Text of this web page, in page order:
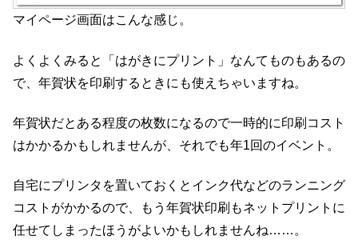
マイページ画面はこんな感じ。
よくよくみると「はがきにプリント」なんてものもあるの
で、年賀状を印刷するときにも使えちゃいますね。
年賀状だとある程度の枚数になるので一時的に印刷コスト
はかかるかもしれませんが、それでも年1回のイベント。
自宅にプリンタを置いておくとインク代などのランニング
コストがかかるので、もう年賀状印刷もネットプリントに
任せてしまったほうがよいかもしれませんね……。